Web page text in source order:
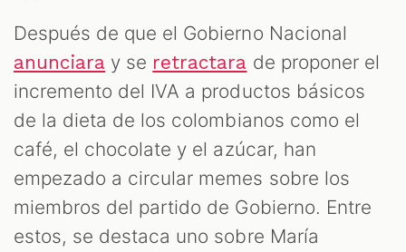
Después de que el Gobierno Nacional
anunciara y se retractara de proponer el
incremento del IVA a productos básicos
de la dieta de los colombianos como el
café, el chocolate y el azúcar, han
empezado a circular memes sobre los
miembros del partido de Gobierno. Entre
estos, se destaca uno sobre María